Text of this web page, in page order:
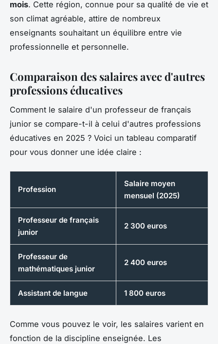
mois. Cette région, connue pour sa qualité de vie et
son climat agréable, attire de nombreux
enseignants souhaitant un équilibre entre vie
professionnelle et personnelle.
Comparaison des salaires avec d'autres
professions éducatives
Comment le salaire d'un professeur de français
junior se compare-t-il à celui d'autres professions
éducatives en 2025 ? Voici un tableau comparatif
pour vous donner une idée claire :
Profession
Salaire moyen
mensuel (2025)
Professeur de français
junior
2 300 euros
Professeur de
mathématiques junior
2 400 euros
Assistant de langue 1 800 euros
Comme vous pouvez le voir, les salaires varient en
fonction de la discipline enseignée. Les